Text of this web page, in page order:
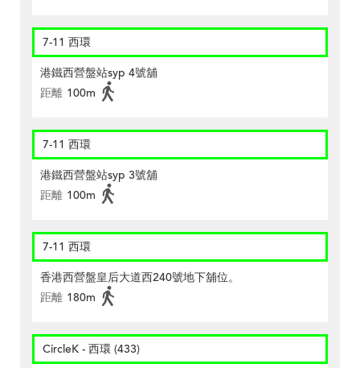
7-11 西環
港鐵西營盤站syp 4號舖
距離 100m
7-11 西環
港鐵西營盤站syp 3號舖
距離 100m
7-11 西環
香港西營盤皇后大道西240號地下舖位。
距離 180m
CircleK - 西環 (433)